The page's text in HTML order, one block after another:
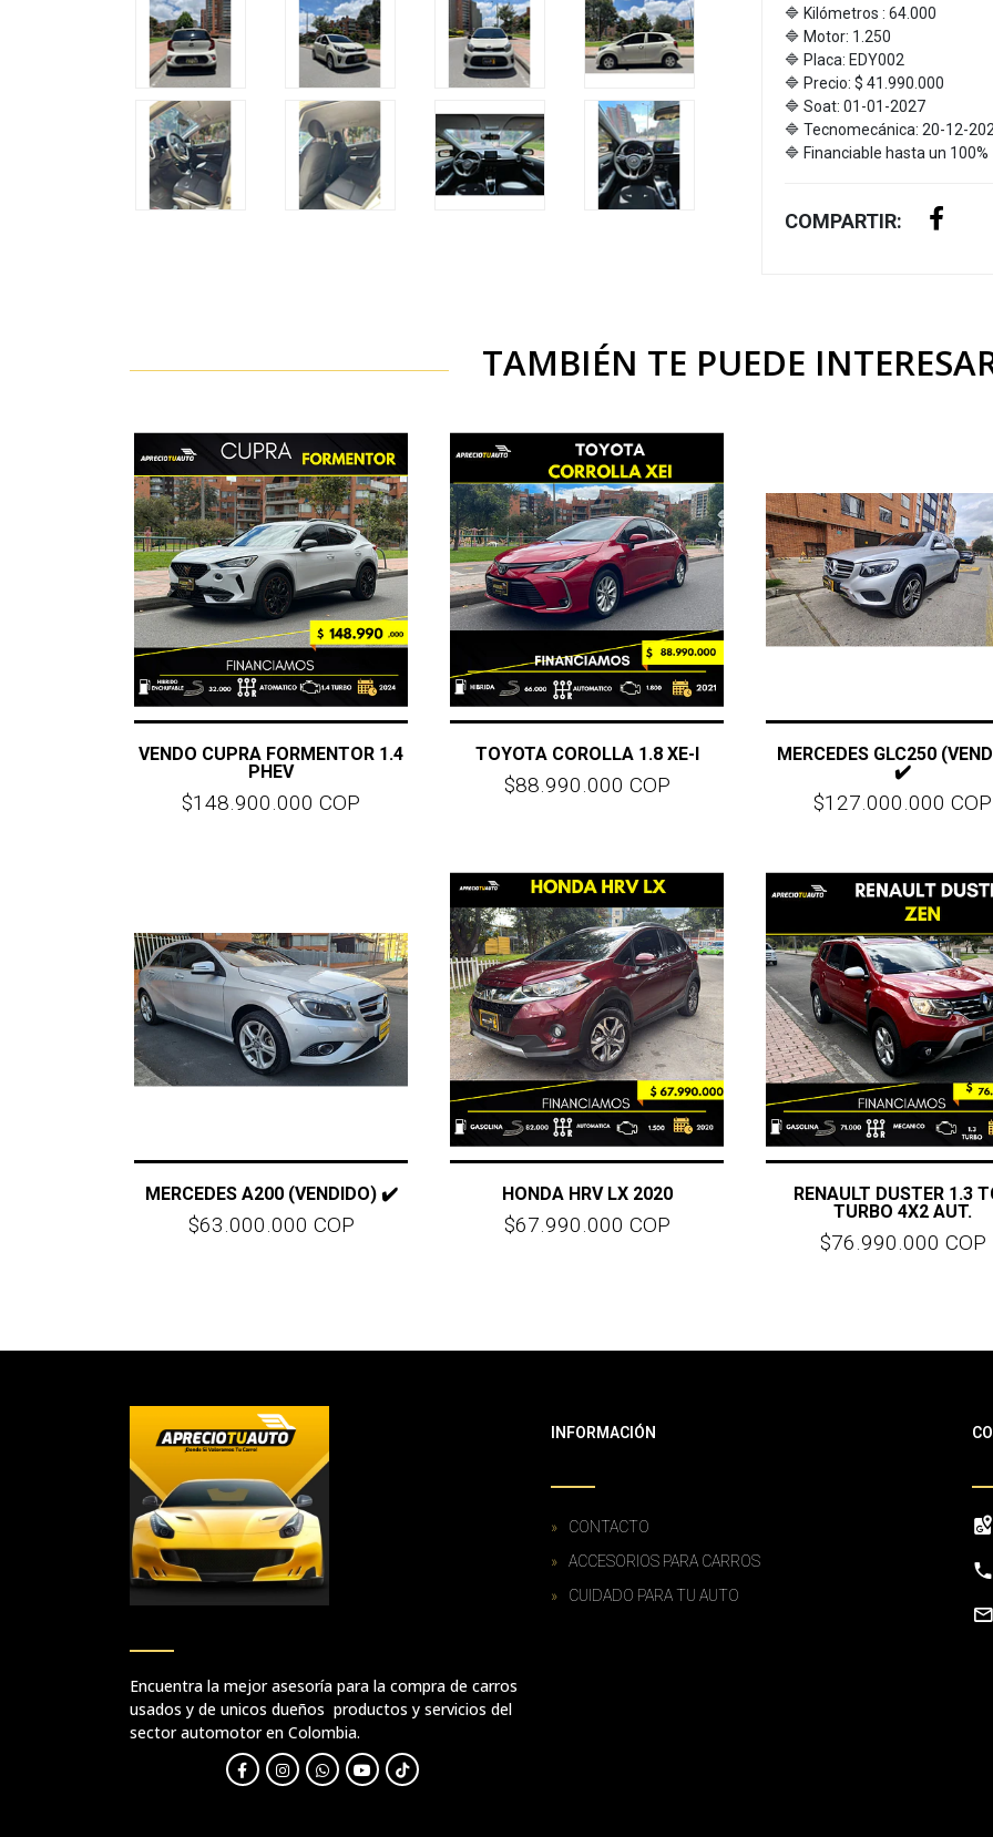
🔷 Kilómetros : 64.000
🔷 Motor: 1.250
🔷 Placa: EDY002
🔷 Precio: $ 41.990.000
🔷 Soat: 01-01-2027
🔷 Tecnomecánica: 20-12-
🔷 Financiable hasta un 100%
COMPARTIR:
TAMBIÉN TE PUEDE
VENDO CUPRA FORMENTOR 1.4
PHEV
$148.900.000 COP
TOYOTA COROLLA 1.8 XE-I
$88.990.000 COP
MERCEDES GLC250
✔️
$127.000.000 COP
MERCEDES A200 (VENDIDO) ✔️
$63.000.000 COP
HONDA HRV LX 2020
$67.990.000 COP
RENAULT DUSTER 1.3
TURBO 4X2 AUT.
$76.990.000 COP
Encuentra la mejor asesoría para la compra de carros
usados y de unicos dueños productos y servicios del
sector automotor en Colombia.
INFORMACIÓN
CONTACTO
ACCESORIOS PARA CARROS
CUIDADO PARA TU AUTO